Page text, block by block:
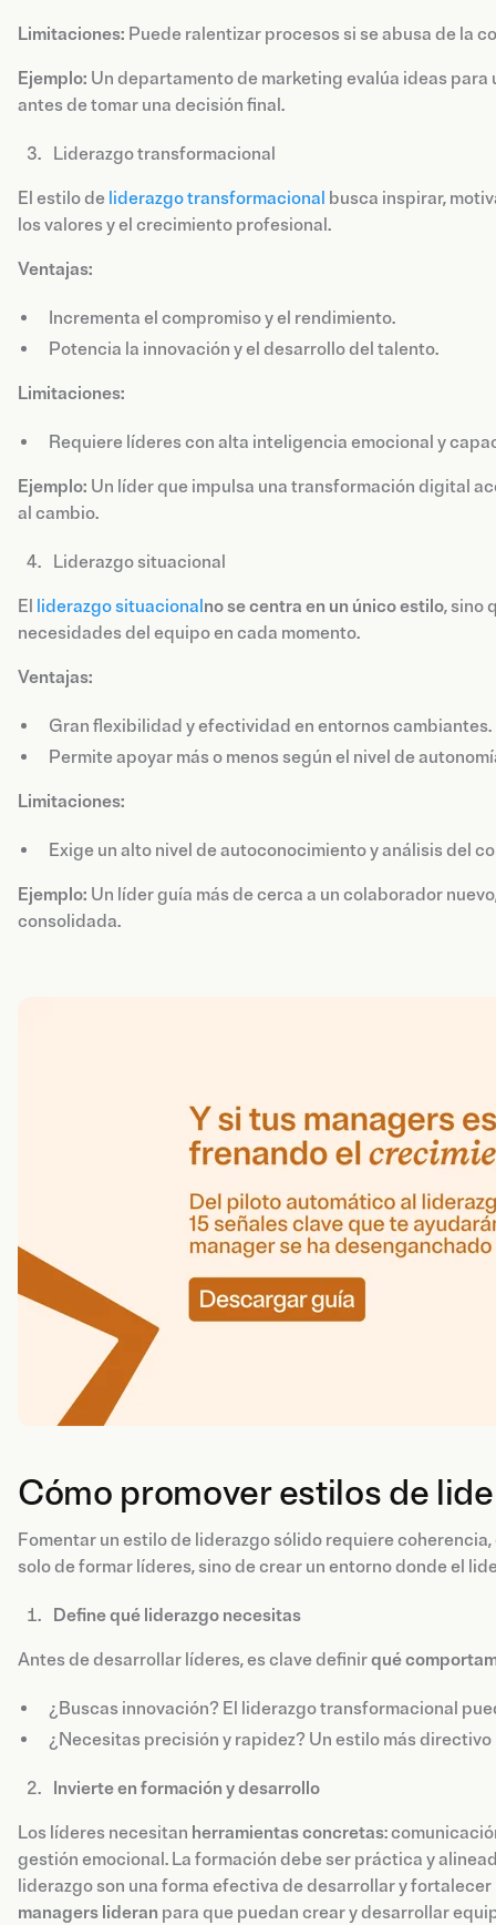
Limitaciones: Puede ralentizar procesos si se abusa de la
Ejemplo: Un departamento de marketing evalúa ideas
antes de tomar una decisión final.
Liderazgo transformacional
El estilo de liderazgo transformacional busca inspirar,
los valores y el crecimiento profesional.
Ventajas:
Incrementa el compromiso y el rendimiento.
Potencia la innovación y el desarrollo del talento.
Limitaciones:
Requiere líderes con alta inteligencia emocional y
Ejemplo: Un líder que impulsa una transformación digital
al cambio.
Liderazgo situacional
El liderazgo situacionalno se centra en un único estilo, sino
necesidades del equipo en cada momento.
Ventajas:
Gran flexibilidad y efectividad en entornos cambiantes.
Permite apoyar más o menos según el nivel de
Limitaciones:
Exige un alto nivel de autoconocimiento y análisis del
Ejemplo: Un líder guía más de cerca a un colaborador
consolidada.
Cómo promover estilos de
Fomentar un estilo de liderazgo sólido requiere
solo de formar líderes, sino de crear un entorno donde el
Define qué liderazgo necesitas
Antes de desarrollar líderes, es clave definirqué
¿Buscas innovación? El liderazgo transformacional
¿Necesitas precisión y rapidez? Un estilo más
Invierte en formación y desarrollo
Los líderes necesitan herramientas concretas:
gestión emocional. La formación debe ser práctica y
liderazgo son una forma efectiva de desarrollar y
managers lideran para que puedan crear y desarrollar